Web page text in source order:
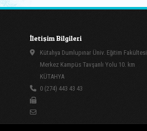
İletişim Bilgileri
Kütahya Dumlupınar Üniv. Eğitim Fakültesi
Merkez Kampüs Tavşanlı Yolu 10. km
KÜTAHYA
0 (274) 443 43 43